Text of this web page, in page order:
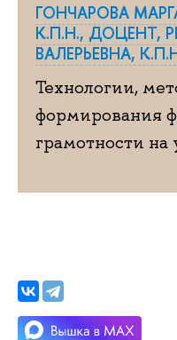
ГОНЧАРОВА
К.П.Н., ДОЦЕНТ,
ВАЛЕРЬЕВНА,
Технологии,
формирования
грамотности на